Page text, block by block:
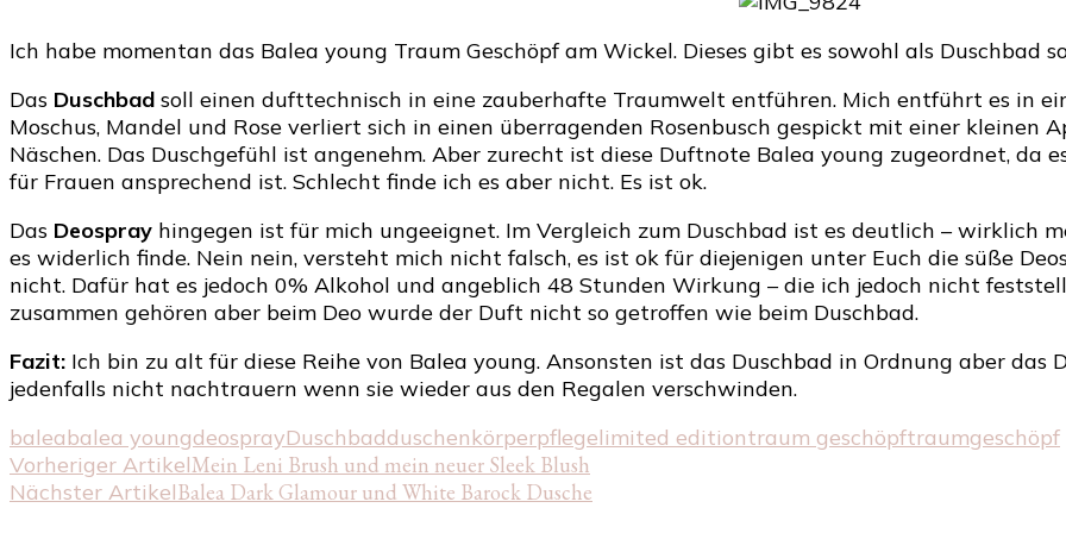
Geschöpf
Dusche
und
Deospray
Ich habe momentan das Balea young Traum Geschöpf am Wickel. Dieses gibt es sowohl als Duschbad
Das Duschbad soll einen dufttechnisch in eine zauberhafte Traumwelt entführen. Mich entführt es in
Moschus, Mandel und Rose verliert sich in einen überragenden Rosenbusch gespickt mit einer kleinen
Näschen. Das Duschgefühl ist angenehm. Aber zurecht ist diese Duftnote Balea young zugeordnet, da
für Frauen ansprechend ist. Schlecht finde ich es aber nicht. Es ist ok.
Das Deospray hingegen ist für mich ungeeignet. Im Vergleich zum Duschbad ist es deutlich – wirklich
es widerlich finde. Nein nein, versteht mich nicht falsch, es ist ok für diejenigen unter Euch die süße
nicht. Dafür hat es jedoch 0% Alkohol und angeblich 48 Stunden Wirkung – die ich jedoch nicht
zusammen gehören aber beim Deo wurde der Duft nicht so getroffen wie beim Duschbad.
Fazit: Ich bin zu alt für diese Reihe von Balea young. Ansonsten ist das Duschbad in Ordnung aber das
jedenfalls nicht nachtrauern wenn sie wieder aus den Regalen verschwinden.
baleabalea youngdeosprayDuschbadduschenkörperpflegelimited editiontraum geschöpftraumgeschöpf
Beitragsnavigation
Vorheriger ArtikelMein Leni Brush und mein neuer Sleek Blush
Nächster ArtikelBalea Dark Glamour und White Barock Dusche